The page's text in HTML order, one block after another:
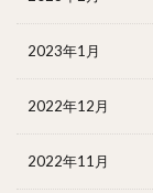
2023年1月
2022年12月
2022年11月